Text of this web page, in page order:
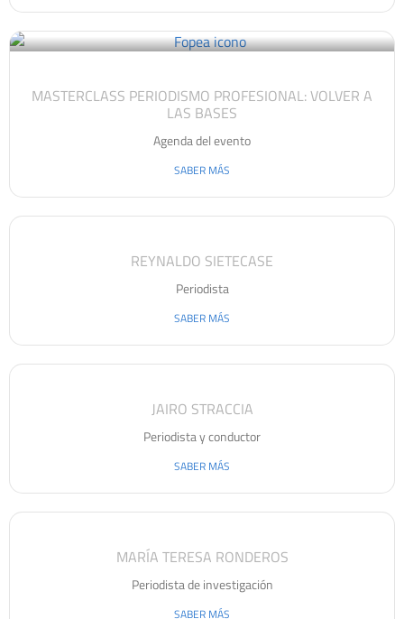
MASTERCLASS PERIODISMO PROFESIONAL: VOLVER A
LAS BASES
Agenda del evento
SABER MÁS
REYNALDO SIETECASE
Periodista
SABER MÁS
JAIRO STRACCIA
Periodista y conductor
SABER MÁS
MARÍA TERESA RONDEROS
Periodista de investigación
SABER MÁS